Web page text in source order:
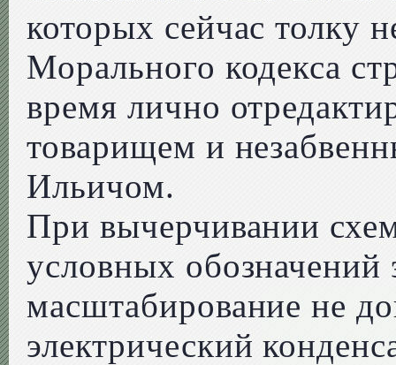
которых сейчас толку
Морального кодекса
время лично
товарищем и
Ильичом.
При вычерчивании
условных обозначений
масштабирование не
электрический